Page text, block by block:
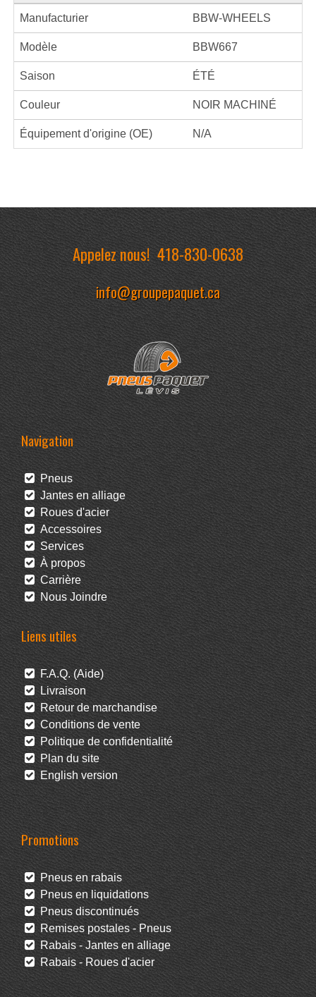
Manufacturier BBW-WHEELS
Modèle BBW667
Saison ÉTÉ
Couleur NOIR MACHINÉ
Équipement d'origine (OE) N/A
Appelez nous!418-830-0638
info@groupepaquet.ca
Navigation
Pneus
Jantes en alliage
Roues d'acier
Accessoires
Services
À propos
Carrière
Nous Joindre
Liens utiles
F.A.Q. (Aide)
Livraison
Retour de marchandise
Conditions de vente
Politique de confidentialité
Plan du site
English version
Promotions
Pneus en rabais
Pneus en liquidations
Pneus discontinués
Remises postales - Pneus
Rabais - Jantes en alliage
Rabais - Roues d'acier